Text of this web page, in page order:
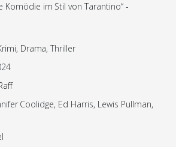
Komödie im Stil von Tarantino“ -
Drama, Thriller
Coolidge, Ed Harris, Lewis Pullman,